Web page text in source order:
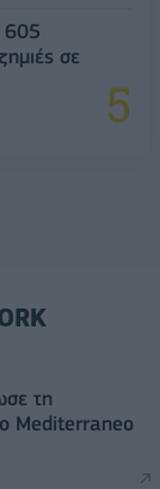
605
σε
τη
Mediterraneo